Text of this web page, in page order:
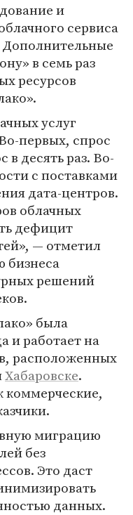
и
сервиса
Дополнительные
в семь раз
ресурсов
услуг
первых, спрос
в десять раз. Во-
с поставками
дата-центров.
облачных
дефицит
— отметил
бизнеса
решений
была
и работает на
расположенных
Хабаровске.
коммерческие,
миграцию
без
Это даст
данных.